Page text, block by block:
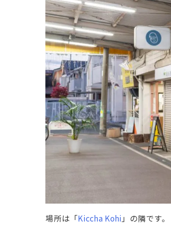
場所は「Kiccha Kohi 」の隣です。